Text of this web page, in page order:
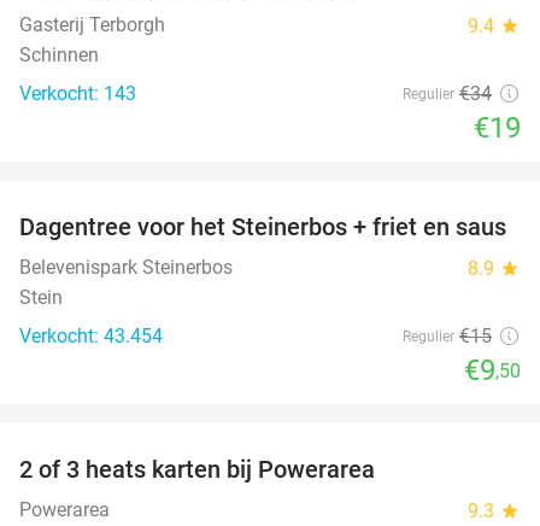
Gasterij Terborgh 9.4 star
Schinnen
Verkocht: 143
Regulier €34
€19
37%
Dagentree voor het Steinerbos + friet en saus
Belevenispark Steinerbos 8.9 star
Stein
Verkocht: 43.454
Regulier €15
€9,50
2 of 3 heats karten bij Powerarea
Powerarea 9.3 star